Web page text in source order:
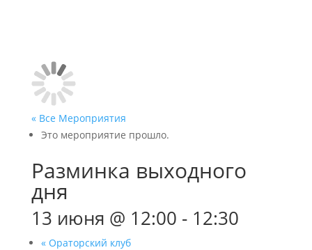
« Все Мероприятия
Это мероприятие прошло.
Разминка выходного
дня
13 июня @ 12:00 - 12:30
«Ораторский клуб